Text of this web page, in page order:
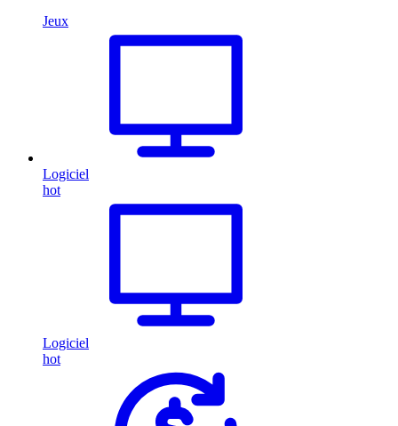
Jeux
Logiciel
hot
Logiciel
hot